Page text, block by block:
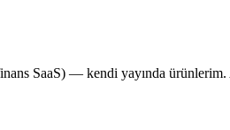
SaaS) — kendi yayında